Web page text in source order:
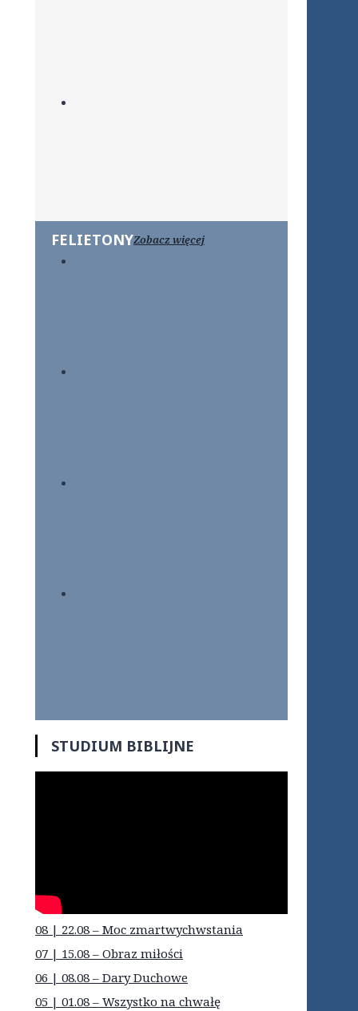
FELIETONYZobacz więcej
STUDIUM BIBLIJNE
08 | 22.08 – Moc zmartwychwstania
07 | 15.08 – Obraz miłości
06 | 08.08 – Dary Duchowe
05 | 01.08 – Wszystko na chwałę